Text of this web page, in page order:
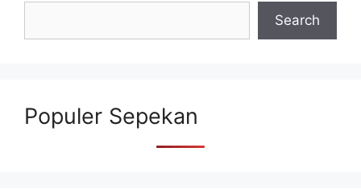
Search
Populer Sepekan